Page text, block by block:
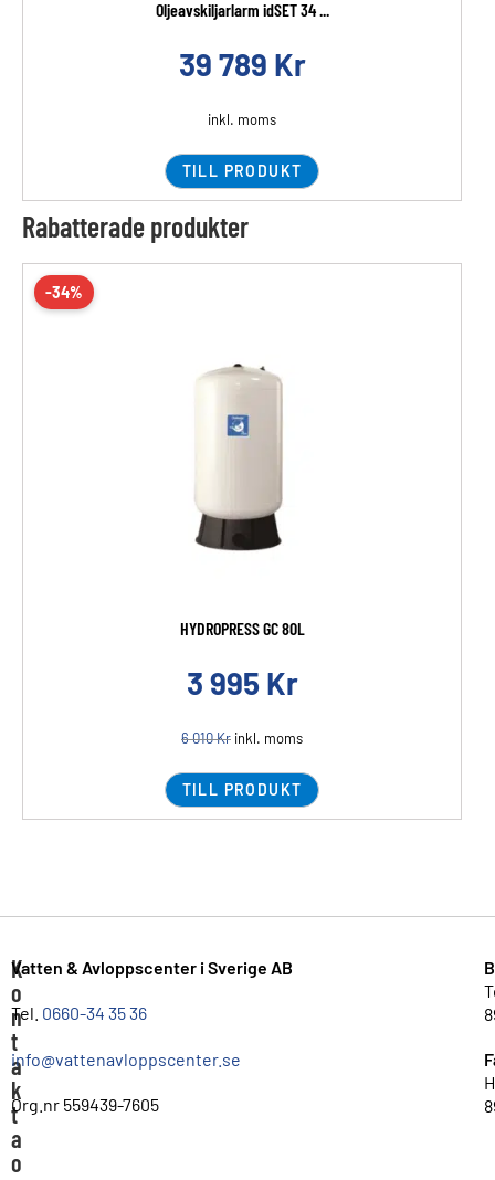
Oljeavskiljarlarm idSET 34 ...
39 789 Kr
inkl. moms
TILL PRODUKT
Rabatterade produkter
-34%
HYDROPRESS GC 80L
3 995 Kr
6 010Kr inkl. moms
TILL PRODUKT
K
o
n
t
a
k
t
a
o
Vatten & Avloppscenter i Sverige AB
Tel. 0660-34 35 36
info@vattenavloppscenter.se
Org.nr 559439-7605